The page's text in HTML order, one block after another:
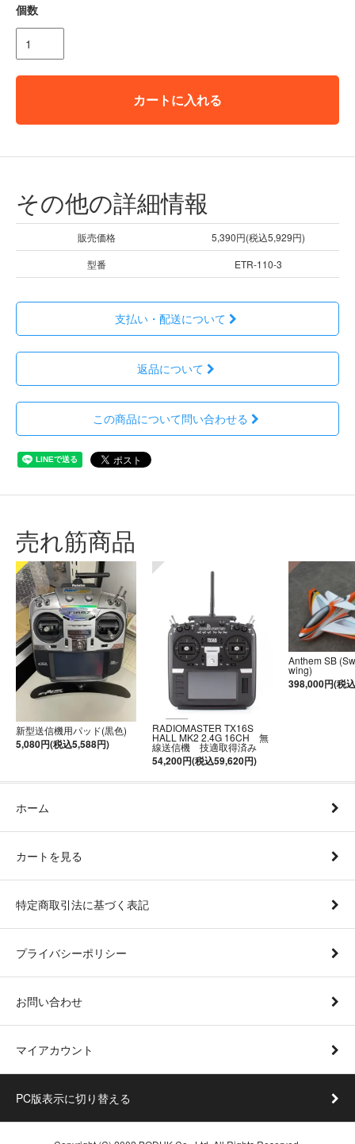
個数
カートに入れる
その他の詳細情報
販売価格
5,390円(税込5,929円)
型番
ETR-110-3
支払い・配送について
返品について
この商品について問い合わせる
売れ筋商品
新型送信機用パッド(黒色)
5,080円(税込5,588円)
RADIOMASTER TX16S
HALL MK2 2.4G 16CH 無
線送信機 技適取得済み
54,200円(税込59,620円)
Anthem SB
wing)
398,000円(税
ホーム
カートを見る
特定商取引法に基づく表記
プライバシーポリシー
お問い合わせ
マイアカウント
PC版表示に切り替える